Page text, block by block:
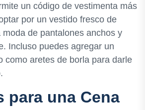
un código de vestimenta más
por un vestido fresco de
de pantalones anchos y
Incluso puedes agregar un
como aretes de borla para darle
para una Cena